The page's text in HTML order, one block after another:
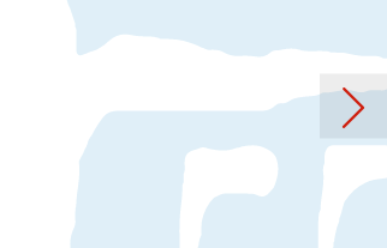
Horizont…“